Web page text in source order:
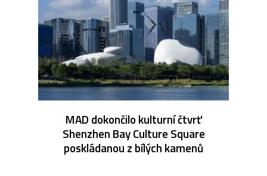
MAD dokončilo kulturní čtvrť
Shenzhen Bay Culture Square
poskládanou z bílých kamenů